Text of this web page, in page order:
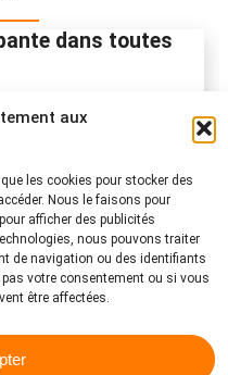
aux
les cookies pour stocker des
Nous le faisons pour
afficher des publicités
nous pouvons traiter
de navigation ou des identifiants
votre consentement ou si vous
être affectées.
dans toutes
officielles: 1234 animaux
de manière
2716 par rapport à 2023),
remarquable des sections
un peu moins que l’année